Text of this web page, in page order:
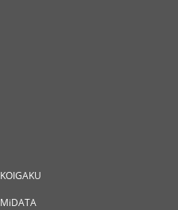
KOIGAKU
MiDATA